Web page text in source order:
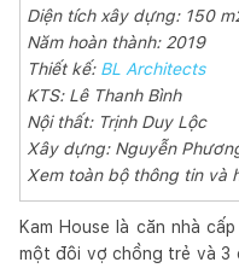
Diện tích xây dựng: 150
Năm hoàn thành: 2019
Thiết kế: BL Architects
KTS: Lê Thanh Bình
Nội thất: Trịnh Duy Lộc
Xây dựng: Nguyễn
Xem toàn bộ thông tin và
Kam House là căn nhà
một đôi vợ chồng trẻ và 3